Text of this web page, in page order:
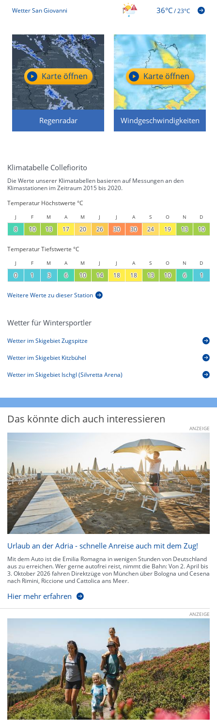
Wetter San Giovanni 36°C/23°C
Regenradar
Karte öffnen
Windgeschwindigkeiten
Karte öffnen
Klimatabelle Collefiorito
Die Werte unserer Klimatabellen basieren auf Messungen an den
Klimastationen im Zeitraum 2015 bis 2020.
Temperatur Höchstwerte °C
J F M A M J J A S O N D
8 10 13 17 20 26 30 30 24 19 13 10
Temperatur Tiefstwerte °C
J F M A M J J A S O N D
0 1 3 6 10 14 18 18 13 10 6 1
Weitere Werte zu dieser Station
Wetter für Wintersportler
Wetter im Skigebiet Zugspitze
Wetter im Skigebiet Kitzbühel
Wetter im Skigebiet Ischgl (Silvretta Arena)
Das könnte dich auch interessieren
ANZEIGE
Urlaub an der Adria - schnelle Anreise auch mit dem Zug!
Mit dem Auto ist die Emilia Romagna in wenigen Stunden von Deutschland
aus zu erreichen. Wer gerne autofrei reist, nimmt die Bahn: Von 2. April bis
3. Oktober 2026 fahren Direktzüge von München über Bologna und Cesena
nach Rimini, Riccione und Cattolica ans Meer.
Hier mehr erfahren
ANZEIGE